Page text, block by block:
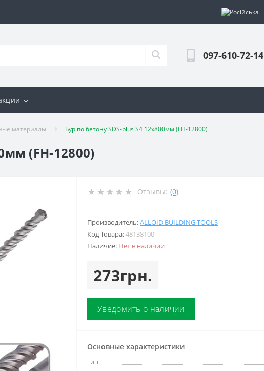
097-610-72-14
материалы Бур по бетону SDS-plus S4 12x800мм (FH-12800)
(FH-12800)
Отзывы: (0)
Производитель:ALLOID BUILDING TOOLS
Код Товара:48138100
Наличие: Нет в наличии
273грн.
Уведомить о наличии
Основные характеристики
Тип: